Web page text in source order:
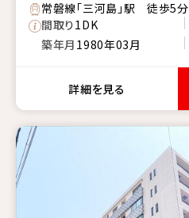
常磐線「三河島」駅 徒歩5分
間取り1DK
築年月 1980年03月
詳細を見る